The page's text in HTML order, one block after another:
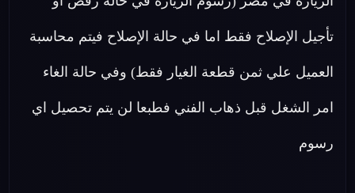
تأجيل الإصلاح فقط اما في حالة الإصلاح فيتم محاسبة
العميل علي ثمن قطعة الغيار فقط) وفي حالة الغاء
امر الشغل قبل ذهاب الفني فطبعا لن يتم تحصيل اي
رسوم